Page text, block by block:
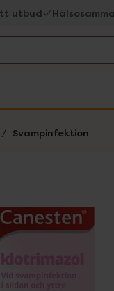
utbud
Svampinfektion